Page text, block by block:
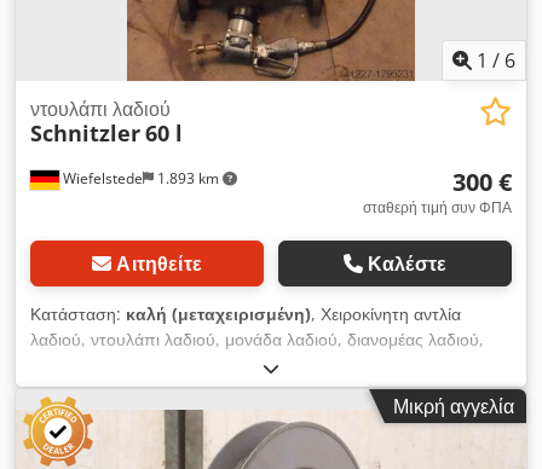
1 / 6
Wiefelstede 1.893 km
ντουλάπι λαδιού
Schnitzler60 l
300 €
σταθερή τιμή συν ΦΠΑ
Αιτηθείτε Καλέστε
Κατάσταση: καλή (μεταχειρισμένη), Χειροκίνητη αντλία
λαδιού, ντουλάπι λαδιού, μονάδα λαδιού, διανομέας λαδιού,
εγκατάσταση παροχής λαδιού - Χωρητικότητα: περ. 60 λίτρα -
Αντλία πεπιεσμένου αέρα - Σωλήνας με βρύση διανομής -
Διαστάσεις μεταφοράς: 500/500/Υ950 mm - Βάρος: 35 kg
Dcodpfx Apob A Hf Ujijk
Μικρή αγγελία